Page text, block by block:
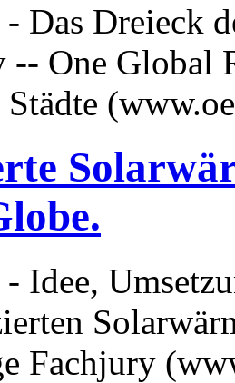
Das Dreieck
-- One Global
Städte
Idee,
Fachjury